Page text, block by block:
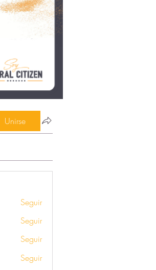
Unirse
Seguir
Seguir
Seguir
Seguir